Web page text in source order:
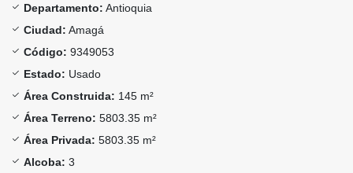
Departamento: Antioquia
Ciudad: Amagá
Código: 9349053
Estado: Usado
Área Construida: 145 m²
Área Terreno: 5803.35 m²
Área Privada: 5803.35 m²
Alcoba: 3